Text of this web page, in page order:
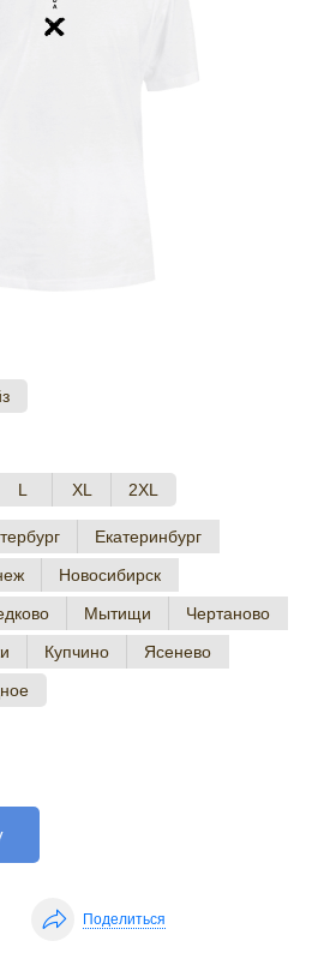
L XL 2XL
Екатеринбург
Новосибирск
Мытищи
Чертаново
Купчино
Ясенево
Поделиться